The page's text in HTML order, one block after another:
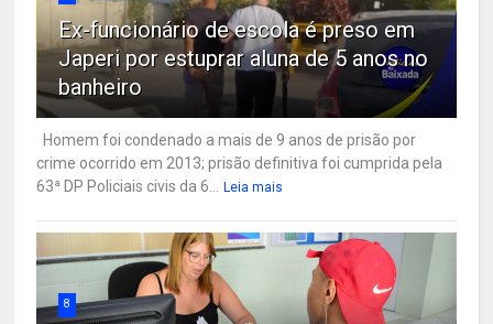
Ex-funcionário de escola é preso em
Japeri por estuprar aluna de 5 anos no
banheiro
Homem foi condenado a mais de 9 anos de prisão por
crime ocorrido em 2013; prisão definitiva foi cumprida pela
63ª DP Policiais civis da 6... Leia mais
8